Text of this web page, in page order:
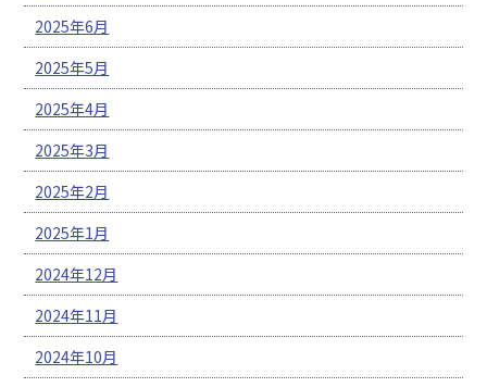
2025年6月
2025年5月
2025年4月
2025年3月
2025年2月
2025年1月
2024年12月
2024年11月
2024年10月